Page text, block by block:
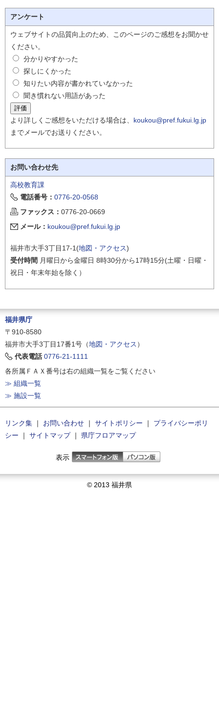
アンケート
ウェブサイトの品質向上のため、このページのご感想をお聞かせ
ください。
分かりやすかった
探しにくかった
知りたい内容が書かれていなかった
聞き慣れない用語があった
より詳しくご感想をいただける場合は、 koukou@pref.fukui.lg.jp
までメールでお送りください。
お問い合わせ先
高校教育課
電話番号： 0776-20-0568
ファックス： 0776-20-0669
メール： koukou@pref.fukui.lg.jp
福井市大手3丁目17-1(地図・アクセス)
受付時間 月曜日から金曜日 8時30分から17時15分(土曜・日曜・
祝日・年末年始を除く）
福井県庁
〒910-8580
福井市大手3丁目17番1号（地図・アクセス ）
代表電話 0776-21-1111
各所属ＦＡＸ番号は右の組織一覧をご覧ください
≫ 組織一覧
≫ 施設一覧
リンク集 ｜ お問い合わせ ｜ サイトポリシー ｜
プライバシーポリ
シー ｜ サイトマップ｜ 県庁フロアマップ
表示
© 2013 福井県